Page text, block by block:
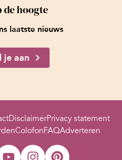
hoogte
laatste nieuws
je aan
DisclaimerPrivacy statement
ColofonFAQAdverteren